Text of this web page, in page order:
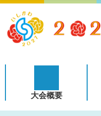
大会概要